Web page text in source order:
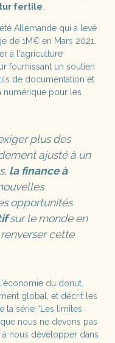
fertile.
Allemande qui a levé
de 1M€ en Mars 2021.
à l'agriculture
fournissant un soutien
de documentation et
numérique pour les
plus des
ajusté à un
la finance à
opportunités
sur le monde en
cette
du donut,
global, et décrit les
la série “Les limites
que nous ne devons pas
nous développer dans